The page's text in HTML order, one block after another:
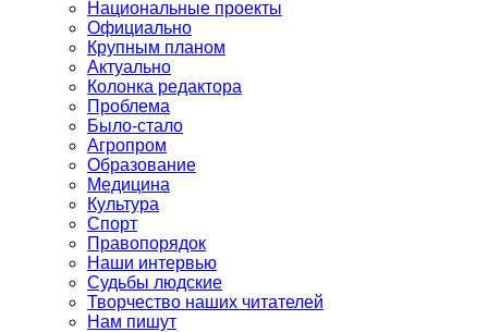
Национальные проекты
Официально
Крупным планом
Актуально
Колонка редактора
Проблема
Было-стало
Агропром
Образование
Медицина
Культура
Спорт
Правопорядок
Наши интервью
Судьбы людские
Творчество наших читателей
Нам пишут